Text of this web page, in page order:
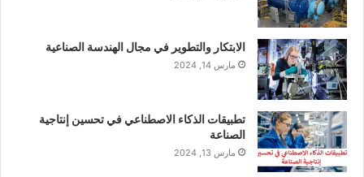
الابتكار والتطوير في مجال الهندسة الصناعية
مارس 14, 2024
تطبيقات الذكاء الاصطناعي في تحسين إنتاجية
الصناعة
مارس 13, 2024